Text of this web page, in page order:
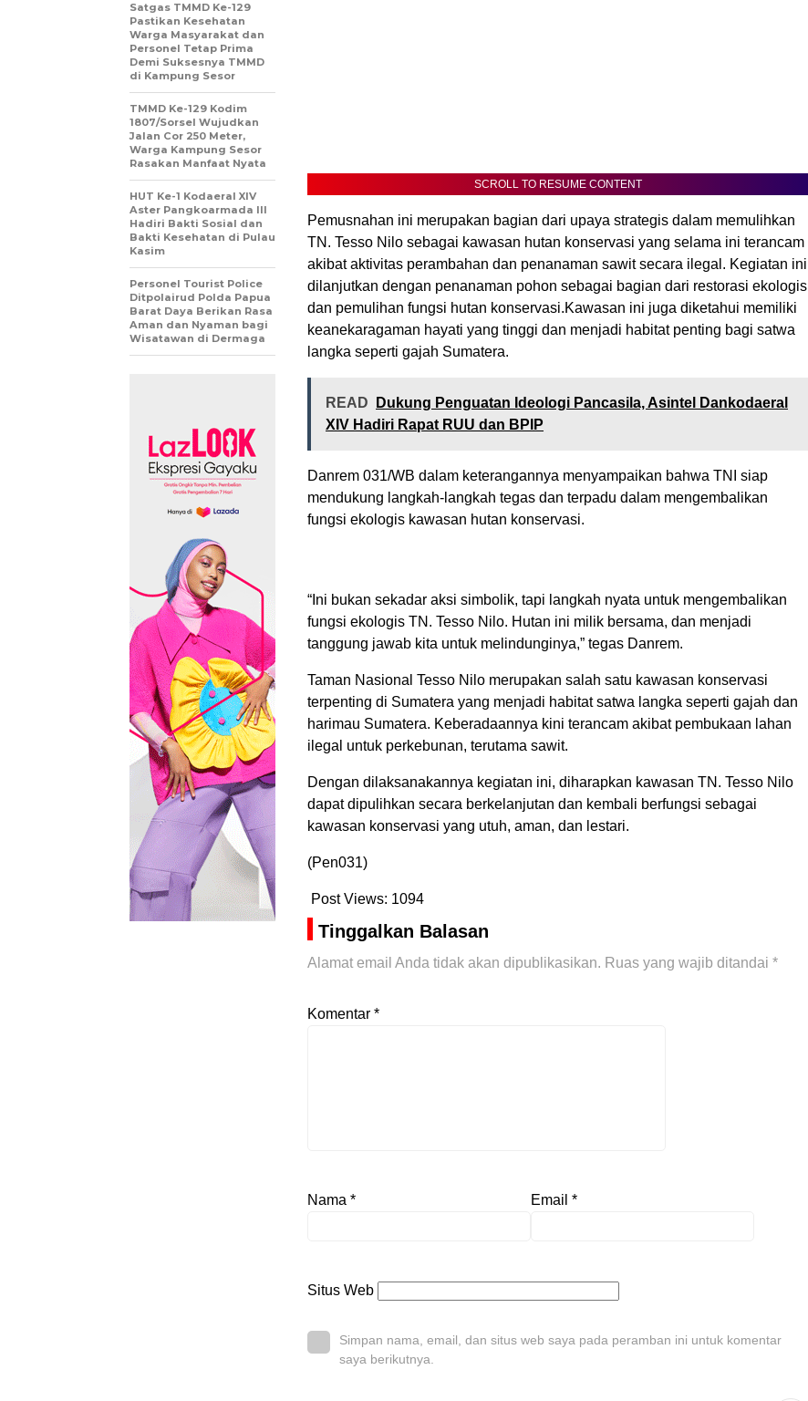
SCROLL TO RESUME CONTENT
Pemusnahan ini merupakan bagian dari upaya strategis dalam memulihkan
TN. Tesso Nilo sebagai kawasan hutan konservasi yang selama ini terancam
akibat aktivitas perambahan dan penanaman sawit secara ilegal. Kegiatan ini
dilanjutkan dengan penanaman pohon sebagai bagian dari restorasi ekologis
dan pemulihan fungsi hutan konservasi.Kawasan ini juga diketahui memiliki
keanekaragaman hayati yang tinggi dan menjadi habitat penting bagi satwa
langka seperti gajah Sumatera.
READ
Dukung Penguatan Ideologi Pancasila, Asintel Dankodaeral
XIV Hadiri Rapat RUU dan BPIP
Danrem 031/WB dalam keterangannya menyampaikan bahwa TNI siap
mendukung langkah-langkah tegas dan terpadu dalam mengembalikan
fungsi ekologis kawasan hutan konservasi.
“Ini bukan sekadar aksi simbolik, tapi langkah nyata untuk mengembalikan
fungsi ekologis TN. Tesso Nilo. Hutan ini milik bersama, dan menjadi
tanggung jawab kita untuk melindunginya,” tegas Danrem.
Taman Nasional Tesso Nilo merupakan salah satu kawasan konservasi
terpenting di Sumatera yang menjadi habitat satwa langka seperti gajah dan
harimau Sumatera. Keberadaannya kini terancam akibat pembukaan lahan
ilegal untuk perkebunan, terutama sawit.
Dengan dilaksanakannya kegiatan ini, diharapkan kawasan TN. Tesso Nilo
dapat dipulihkan secara berkelanjutan dan kembali berfungsi sebagai
kawasan konservasi yang utuh, aman, dan lestari.
(Pen031)
Post Views: 1094
Tinggalkan Balasan
Alamat email Anda tidak akan dipublikasikan. Ruas yang wajib ditandai *
Komentar *
Nama * Email *
Situs Web
Simpan nama, email, dan situs web saya pada peramban ini untuk komentar
saya berikutnya.
Satgas TMMD Ke-129
Pastikan Kesehatan
Warga Masyarakat dan
Personel Tetap Prima
Demi Suksesnya TMMD
di Kampung Sesor
TMMD Ke-129 Kodim
1807/Sorsel Wujudkan
Jalan Cor 250 Meter,
Warga Kampung Sesor
Rasakan Manfaat Nyata
HUT Ke-1 Kodaeral XIV
Aster Pangkoarmada III
Hadiri Bakti Sosial dan
Bakti Kesehatan di Pulau
Kasim
Personel Tourist Police
Ditpolairud Polda Papua
Barat Daya Berikan Rasa
Aman dan Nyaman bagi
Wisatawan di Dermaga